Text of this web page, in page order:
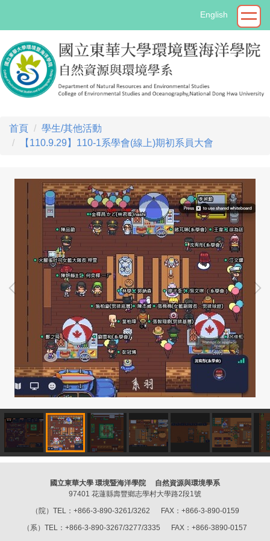
要
內
容
區
English
首頁
學生/其他活動
【110.9.29】110-1系學會(線上)期初系員大會
國立東華大學 環境暨海洋學院 自然資源與環境學系
97401 花蓮縣壽豐鄉志學村大學路2段1號
（院）TEL：+866-3-890-3261/3262 FAX：+866-3-890-0159
（系）TEL：+866-3-890-3267/3277/3335 FAX：+866-3890-0157